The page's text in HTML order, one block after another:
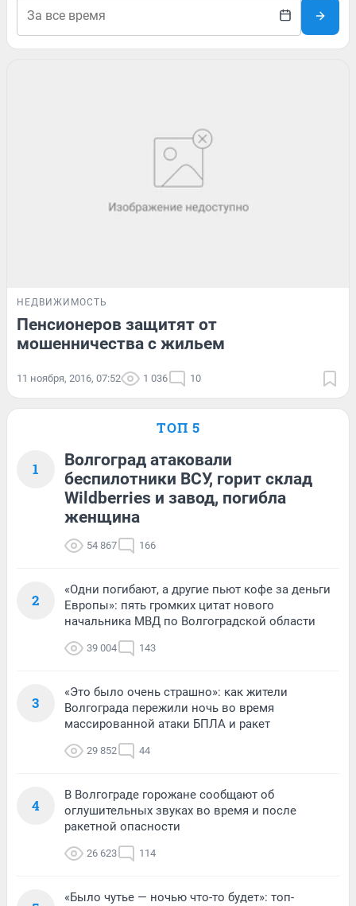
НЕДВИЖИМОСТЬ
Пенсионеров защитят от
мошенничества с жильем
11 ноября, 2016, 07:52 1 036 10
ТОП 5
1
Волгоград атаковали
беспилотники ВСУ, горит склад
Wildberries и завод, погибла
женщина
54 867 166
2
«Одни погибают, а другие пьют кофе за деньги
Европы»: пять громких цитат нового
начальника МВД по Волгоградской области
39 004 143
3
«Это было очень страшно»: как жители
Волгограда пережили ночь во время
массированной атаки БПЛА и ракет
29 852 44
4
В Волгограде горожане сообщают об
оглушительных звуках во время и после
ракетной опасности
26 623 114
«Было чутье — ночью что-то будет»: топ-